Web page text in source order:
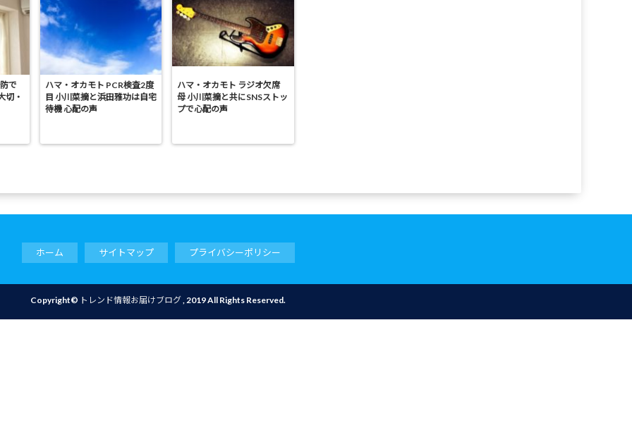
で
切・
ハマ・オカモト PCR検査2度
目 小川菜摘と浜田雅功は自宅
待機 心配の声
ハマ・オカモト ラジオ欠席
母 小川菜摘と共にSNSストッ
プで心配の声
ホーム サイトマップ プライバシーポリシー
Copyright© トレンド情報お届けブログ, 2019 All Rights Reserved.